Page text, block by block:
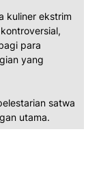
kuliner ekstrim
para
yang
satwa
utama.